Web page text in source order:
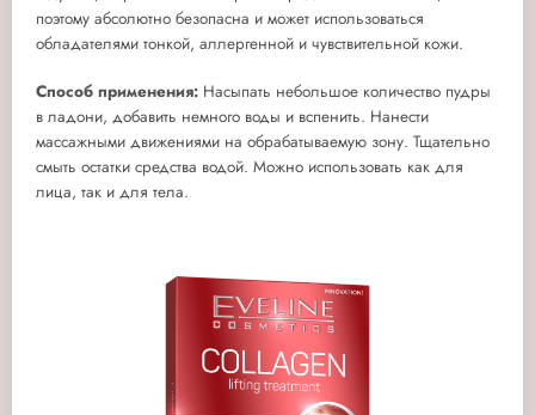
поэтому абсолютно безопасна и может использоваться
обладателями тонкой, аллергенной и чувствительной кожи.
Способ применения: Насыпать небольшое количество пудры
в ладони, добавить немного воды и вспенить. Нанести
массажными движениями на обрабатываемую зону. Тщательно
смыть остатки средства водой. Можно использовать как для
лица, так и для тела.